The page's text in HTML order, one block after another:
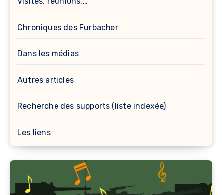
Chroniques des Furbacher
Dans les médias
Autres articles
Recherche des supports (liste indexée)
Les liens